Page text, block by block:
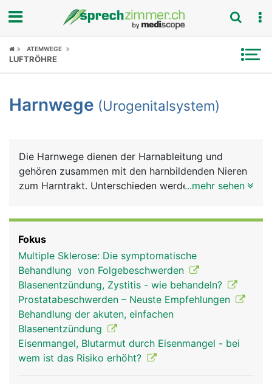
Fokus
Symptome
News
Rubriken
ATEMWEGE
LUFTRÖHRE
Harnwege (Urogenitalsystem)
Die Harnwege dienen der Harnableitung und
gehören zusammen mit den harnbildenden Nieren
zum Harntrakt. Unterschieden werden anatomisch
Die Nieren dienen der Harnbildung, die Harnleiter
zum Harntransport in die Blase, die Harnblase zur
Harnspeicherung und die Harnröhre zur
Harnausscheidung.
...mehr sehen
Fokus
Multiple Sklerose: Die symptomatische
Behandlung von Folgebeschwerden
Blasenentzündung, Zystitis - wie behandeln?
Prostatabeschwerden – Neuste Empfehlungen
Behandlung der akuten, einfachen
Blasenentzündung
Eisenmangel, Blutarmut durch Eisenmangel - bei
wem ist das Risiko erhöht?